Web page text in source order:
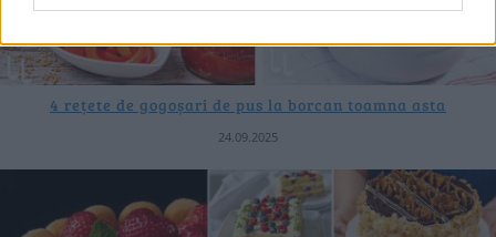
4 rețete de gogoșari de pus la borcan toamna asta
24.09.2025